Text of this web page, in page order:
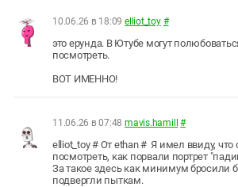
10.06.26 в 18:09 elliot_toy #
это ерунда. В Ютубе могут
посмотреть.
ВОТ ИМЕННО!
11.06.26 в 07:48 mavis.hamill #
elliot_toy # От ethan # Я имел ввиду, что
посмотреть, как порвали портрет
За такое здесь как минимум бросили
подвергли пыткам.